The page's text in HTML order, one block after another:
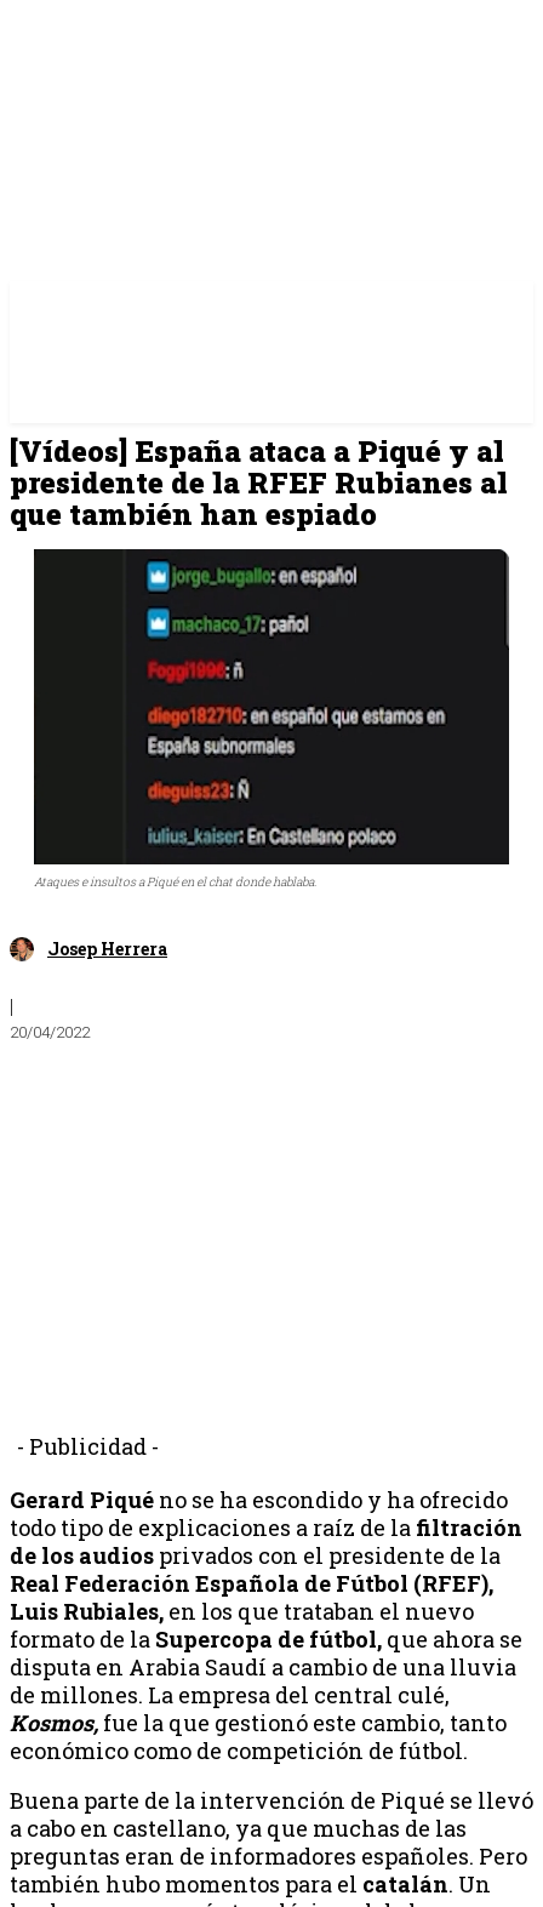
[Vídeos] España ataca a Piqué y al
presidente de la RFEF Rubianes al
que también han espiado
Ataques e insultos a Piqué en el chat donde hablaba.
Josep Herrera
|
20/04/2022
- Publicidad -
Gerard Piqué no se ha escondido y ha ofrecido
todo tipo de explicaciones a raíz de la filtración
de los audios privados con el presidente de la
Real Federación Española de Fútbol (RFEF),
Luis Rubiales, en los que trataban el nuevo
formato de la Supercopa de fútbol, que ahora se
disputa en Arabia Saudí a cambio de una lluvia
de millones. La empresa del central culé,
Kosmos, fue la que gestionó este cambio, tanto
económico como de competición de fútbol.
Buena parte de la intervención de Piqué se llevó
a cabo en castellano, ya que muchas de las
preguntas eran de informadores españoles. Pero
también hubo momentos para el catalán. Un